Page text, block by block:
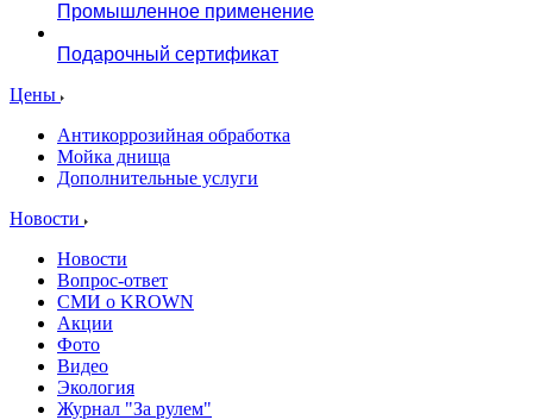
Промышленное применение
Подарочный сертификат
Цены
Антикоррозийная обработка
Мойка днища
Дополнительные услуги
Новости
Новости
Вопрос-ответ
СМИ о KROWN
Акции
Фото
Видео
Экология
Журнал "За рулем"